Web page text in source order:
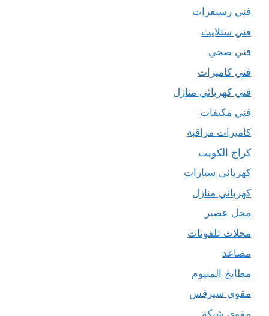
فني رسيفرات
فني ستلايت
فني صحي
فني كاميرات
فني كهربائي منازل
فني مكيفات
كاميرات مراقبة
كراج الكويت
كهربائي سيارات
كهربائي منازل
محل عصير
محلات تلفونات
مصاعد
مطابخ المنيوم
مقوي سيرفس
مقوي شبكة